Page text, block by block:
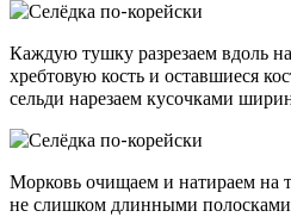
Каждую тушку разрезаем вдоль
хребтовую кость и оставшиеся
сельди нарезаем кусочками
Морковь очищаем и натираем на
не слишком длинными